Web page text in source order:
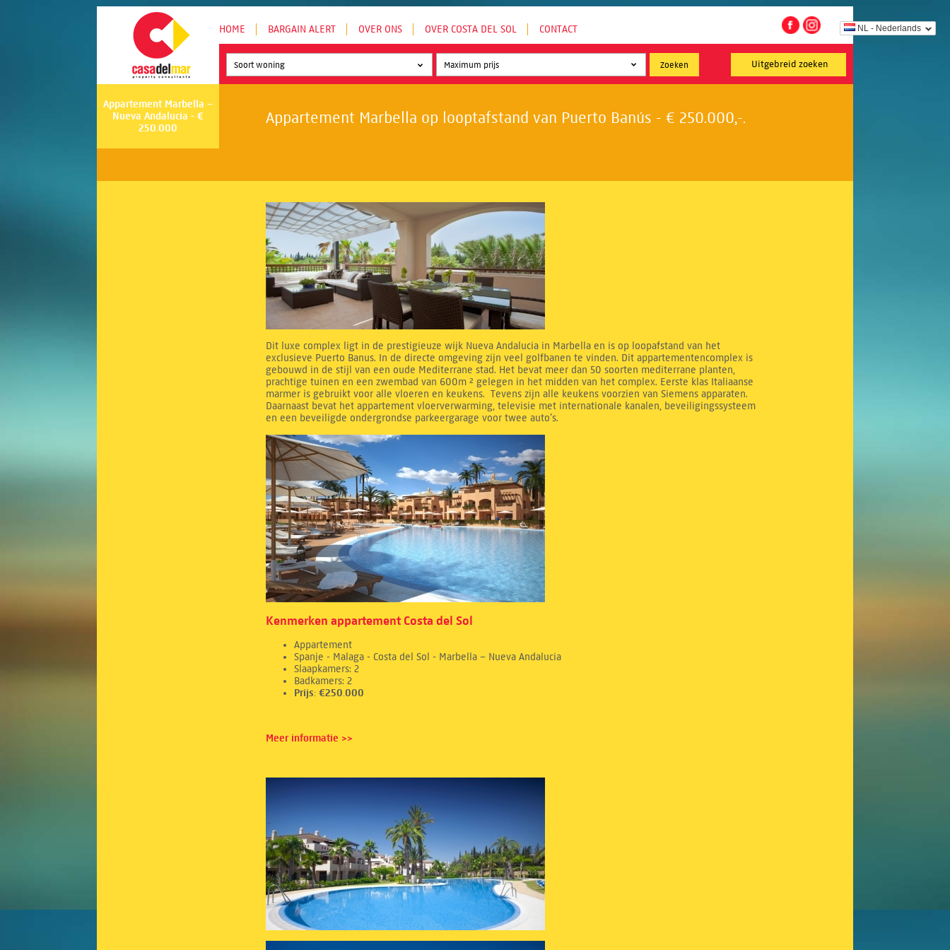
NL - Nederlands
HOME BARGAIN ALERT OVER ONS OVER COSTA DEL SOL CONTACT
Uitgebreid zoeken
Soort woning
Appartement Marbella –
Nueva Andalucia - €
250.000
Appartement Marbella op looptafstand van Puerto Banús - € 250.000,-.
Dit luxe complex ligt in de prestigieuze wijk Nueva Andalucia in Marbella en is op loopafstand van het
exclusieve Puerto Banus. In de directe omgeving zijn veel golfbanen te vinden. Dit appartementencomplex is
gebouwd in de stijl van een oude Mediterrane stad. Het bevat meer dan 50 soorten mediterrane planten,
prachtige tuinen en een zwembad van 600m ² gelegen in het midden van het complex. Eerste klas Italiaanse
marmer is gebruikt voor alle vloeren en keukens. Tevens zijn alle keukens voorzien van Siemens apparaten.
Daarnaast bevat het appartement vloerverwarming, televisie met internationale kanalen, beveiligingssysteem
en een beveiligde ondergrondse parkeergarage voor twee auto’s.
Kenmerken appartement Costa del Sol
Appartement
Spanje - Malaga - Costa del Sol - Marbella – Nueva Andalucia
Slaapkamers: 2
Badkamers: 2
Prijs: €250.000
Meer informatie >>